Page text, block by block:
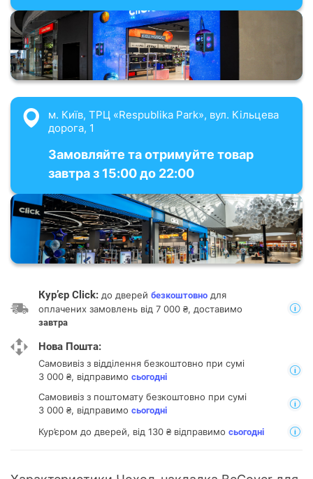
м. Київ, ТРЦ «Respublika Park», вул. Кільцева
дорога, 1
Замовляйте та отримуйте товар
завтра з 15:00 до 22:00
Кур’єр Click: до дверей безкоштовно для
оплачених замовлень від 7 000 ₴, доставимо
завтра
Нова Пошта:
Самовивіз з відділення безкоштовно при сумі
3 000 ₴, відправимо сьогодні
Самовивіз з поштомату безкоштовно при сумі
3 000 ₴, відправимо сьогодні
Кур’єром до дверей, від 130 ₴ відправимо сьогодні